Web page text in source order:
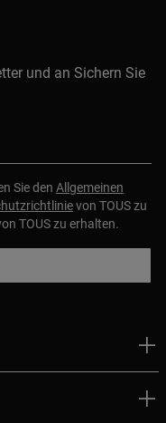
und an Sichern Sie
Sie den Allgemeinen
von TOUS zu
TOUS zu erhalten.